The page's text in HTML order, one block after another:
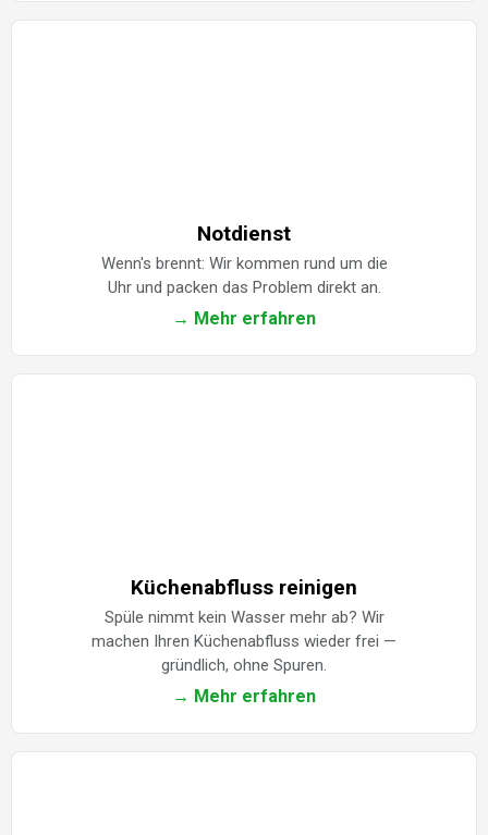
Notdienst
Wenn's brennt: Wir kommen rund um die
Uhr und packen das Problem direkt an.
→ Mehr erfahren
Küchenabfluss reinigen
Spüle nimmt kein Wasser mehr ab? Wir
machen Ihren Küchenabfluss wieder frei —
gründlich, ohne Spuren.
→ Mehr erfahren